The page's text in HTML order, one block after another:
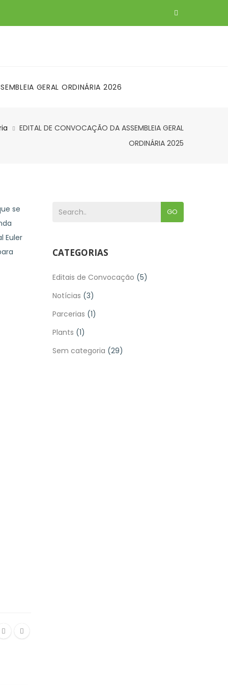
GERAL ORDINÁRIA 2026
CAMPO
EDITAL DE CONVOCAÇÃO DA ASSEMBLEIA GERAL
ORDINÁRIA 2025
se
Euler
GO
CATEGORIAS
Editais de Convocação (5)
Notícias (3)
Parcerias (1)
Plants (1)
Sem categoria (29)